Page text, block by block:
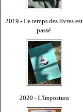
2019 - Le temps des livres est
passé
2020 - L'Impostura